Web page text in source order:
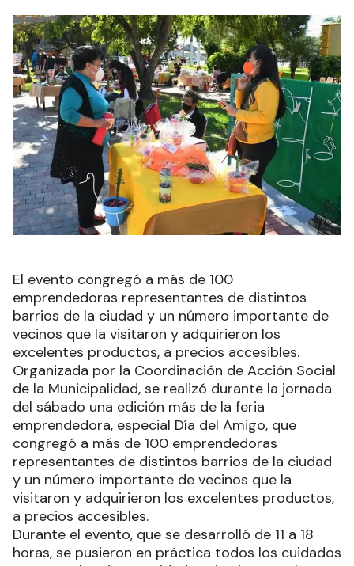
El evento congregó a más de 100
emprendedoras representantes de distintos
barrios de la ciudad y un número importante de
vecinos que la visitaron y adquirieron los
excelentes productos, a precios accesibles.
Organizada por la Coordinación de Acción Social
de la Municipalidad, se realizó durante la jornada
del sábado una edición más de la feria
emprendedora, especial Día del Amigo, que
congregó a más de 100 emprendedoras
representantes de distintos barrios de la ciudad
y un número importante de vecinos que la
visitaron y adquirieron los excelentes productos,
a precios accesibles.
Durante el evento, que se desarrolló de 11 a 18
horas, se pusieron en práctica todos los cuidados